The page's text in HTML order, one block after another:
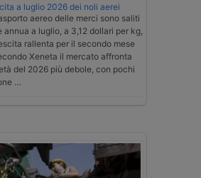
a luglio 2026 dei noli aerei
aereo delle merci sono saliti
annua a luglio, a 3,12 dollari per kg,
rallenta per il secondo mese
Xeneta il mercato affronta
del 2026 più debole, con pochi
…